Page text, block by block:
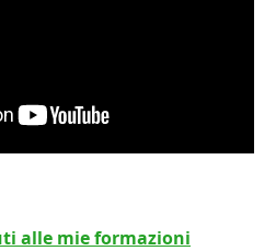
alle mie formazioni